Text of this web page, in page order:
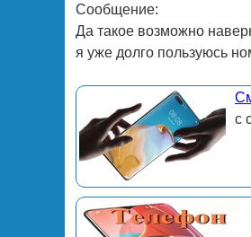
Сообщение:
Да такое возможно
я уже долго пользуюсь
с